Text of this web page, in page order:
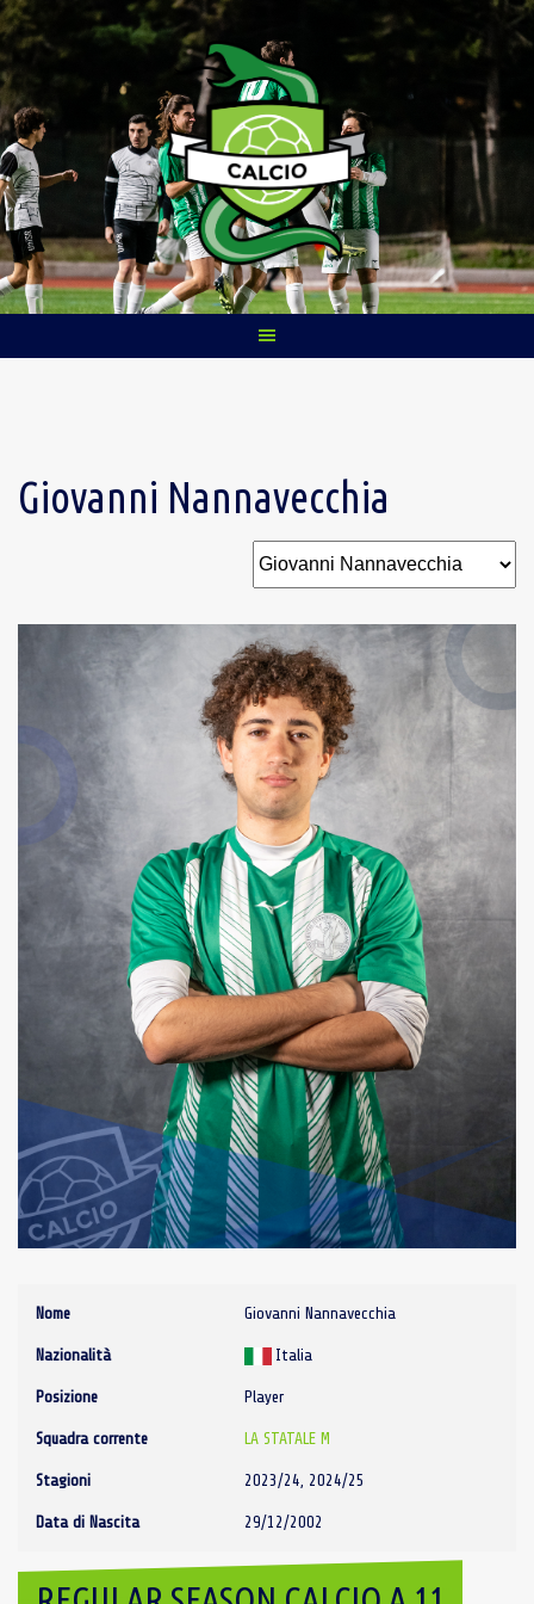
Skip
to
content
Giovanni Nannavecchia
Nome Giovanni Nannavecchia
Nazionalità Italia
Posizione Player
Squadra corrente LA STATALE M
Stagioni 2023/24, 2024/25
Data di Nascita 29/12/2002